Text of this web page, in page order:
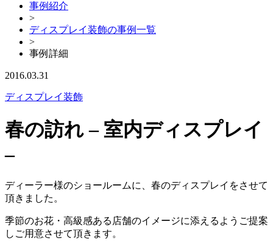
事例紹介
>
ディスプレイ装飾の事例一覧
>
事例詳細
2016.03.31
ディスプレイ装飾
春の訪れ – 室内ディスプレイ
–
ディーラー様のショールームに、春のディスプレイをさせて
頂きました。
季節のお花・高級感ある店舗のイメージに添えるようご提案
しご用意させて頂きます。